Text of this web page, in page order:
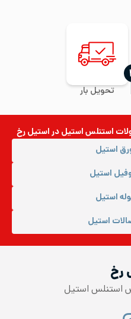
تحویل بار
استنلس استیلدر استیل رخ
استیل
استیل
استیل
استیل
رخ
استیل